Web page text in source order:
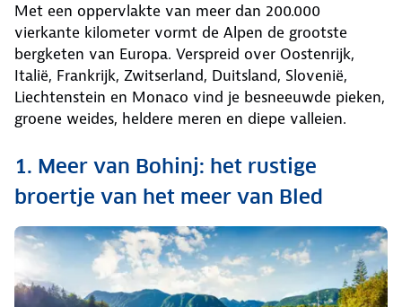
Met een oppervlakte van meer dan 200.000
vierkante kilometer vormt de Alpen de grootste
bergketen van Europa. Verspreid over Oostenrijk,
Italië, Frankrijk, Zwitserland, Duitsland, Slovenië,
Liechtenstein en Monaco vind je besneeuwde pieken,
groene weides, heldere meren en diepe valleien.
1. Meer van Bohinj: het rustige
broertje van het meer van Bled